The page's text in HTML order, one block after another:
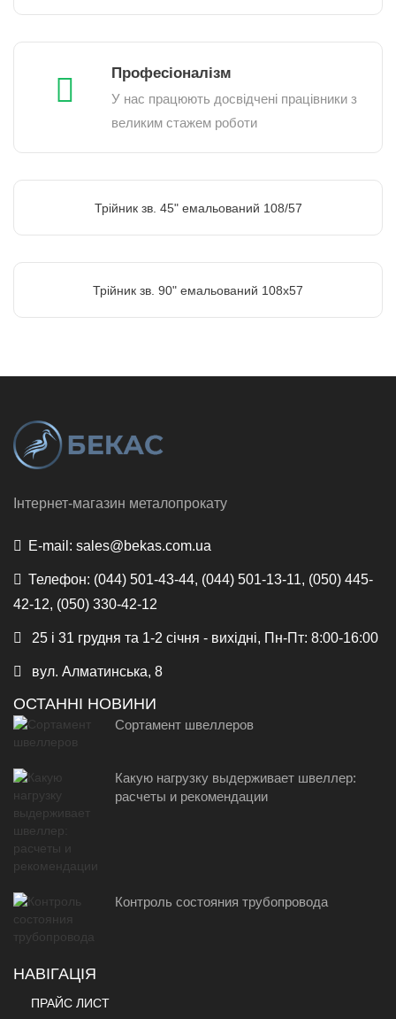
Професіоналізм
У нас працюють досвідчені працівники з
великим стажем роботи
Трійник зв. 45" емальований 108/57
Трійник зв. 90" емальований 108х57
Інтернет-магазин металопрокату
E-mail: sales@bekas.com.ua
Телефон: (044) 501-43-44, (044) 501-13-11, (050) 445-
42-12, (050) 330-42-12
25 і 31 грудня та 1-2 січня - вихідні, Пн-Пт: 8:00-16:00
вул. Алматинська, 8
ОСТАННІ НОВИНИ
Сортамент швеллеров
Какую нагрузку выдерживает швеллер:
расчеты и рекомендации
Контроль состояния трубопровода
НАВІГАЦІЯ
ПРАЙС ЛИСТ